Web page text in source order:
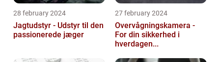
28 february 2024
Jagtudstyr - Udstyr til den
passionerede jæger
27 february 2024
Overvågningskamera -
For din sikkerhed i
hverdagen...